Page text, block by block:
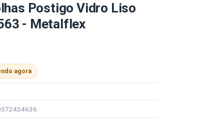
Postigo Vidro Liso
- Metalflex
agora